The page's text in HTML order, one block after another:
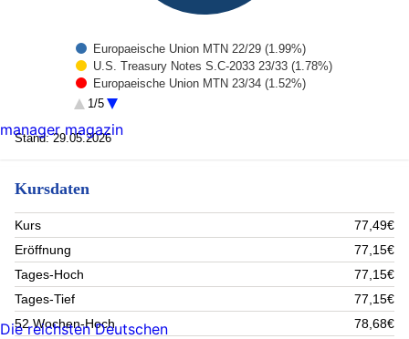
Europaeische Union MTN 22/29 (1.99%)
U.S. Treasury Notes S.C-2033 23/33 (1.78%)
Europaeische Union MTN 23/34 (1.52%)
Europaeische Union MTN 23/30 (1.35%)
Europaeische Union MTN 21/37 (1.08%)
1/5
Stand: 29.05.2026
Kursdaten
Kurs
77,49€
Eröffnung
77,15€
Tages-Hoch
77,15€
Tages-Tief
77,15€
52 Wochen-Hoch
78,68€
manager magazin
Die reichsten Deutschen